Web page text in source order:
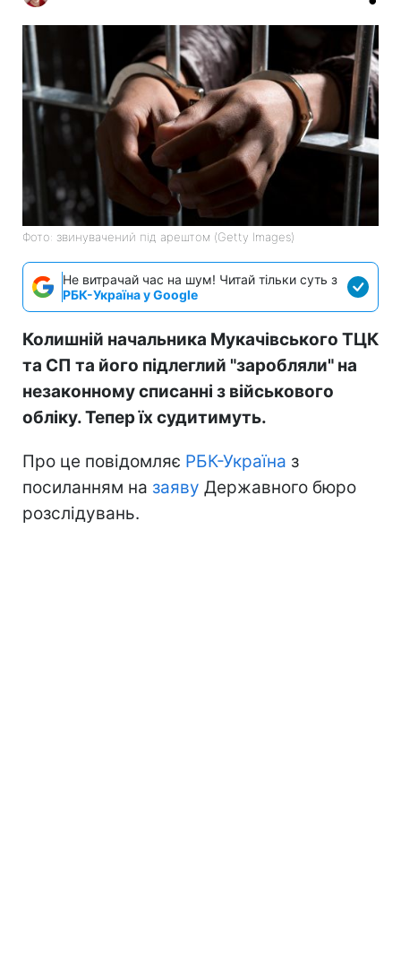
Фото: звинувачений під арештом (Getty Images)
Не витрачай час на шум! Читай тільки суть з
РБК-Україна у Google
Колишній начальника Мукачівського ТЦК
та СП та його підлеглий "заробляли" на
незаконному списанні з військового
обліку. Тепер їх судитимуть.
Про це повідомляє РБК-Україна з
посиланням на заяву Державного бюро
розслідувань.